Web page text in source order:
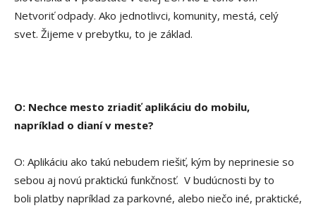
Netvoriť odpady. Ako jednotlivci, komunity, mestá, celý
svet. Žijeme v prebytku, to je základ.
O: Nechce mesto zriadiť aplikáciu do mobilu,
napríklad o dianí v meste?
O: Aplikáciu ako takú nebudem riešiť, kým by neprinesie so
sebou aj novú praktickú funkčnosť. V budúcnosti by to
boli platby napríklad za parkovné, alebo niečo iné, praktické,